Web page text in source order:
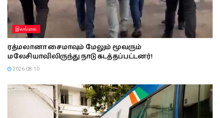
இலங்கை
ரத்மலானா சைமாவும் மேலும் மூவரும்
மலேசியாவிலிருந்து நாடு கடத்தப்பட்டனர்!
2026-08-10